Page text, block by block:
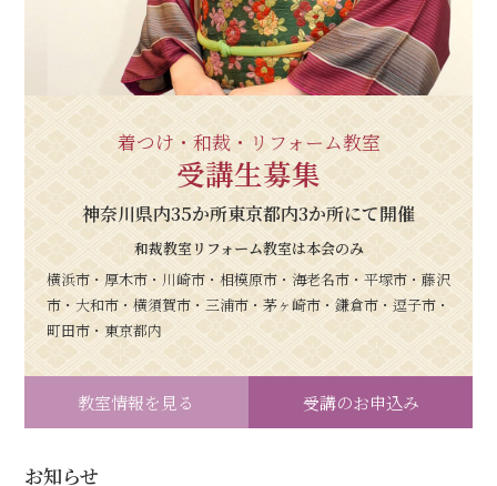
着つけ・和裁・リフォーム教室
受講生募集
神奈川県内35か所東京都内3か所にて開催
和裁教室リフォーム教室は本会のみ
横浜市・厚木市・川崎市・相模原市・海老名市・平塚市・藤沢
市・大和市・横須賀市・三浦市・茅ヶ崎市・鎌倉市・逗子市・
町田市・東京都内
教室情報を見る 受講のお申込み
お知らせ